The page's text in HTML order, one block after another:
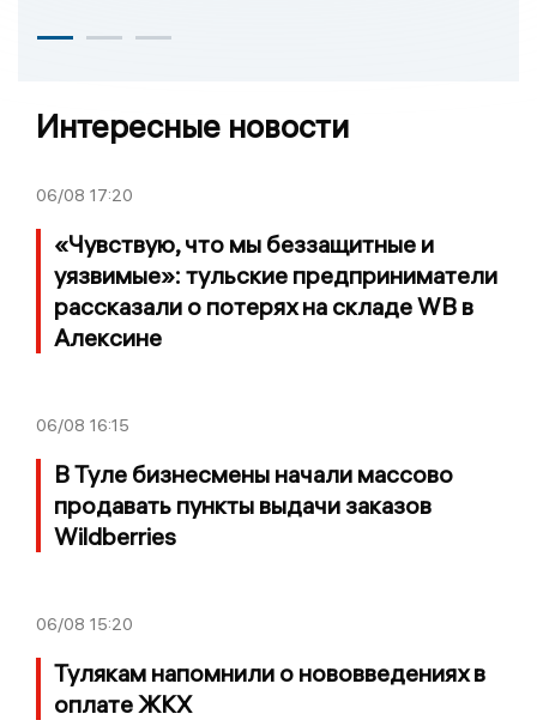
Интересные новости
06/08 17:20
«Чувствую, что мы беззащитные и
уязвимые»: тульские предприниматели
рассказали о потерях на складе WB в
Алексине
06/08 16:15
В Туле бизнесмены начали массово
продавать пункты выдачи заказов
Wildberries
06/08 15:20
Тулякам напомнили о нововведениях в
оплате ЖКХ